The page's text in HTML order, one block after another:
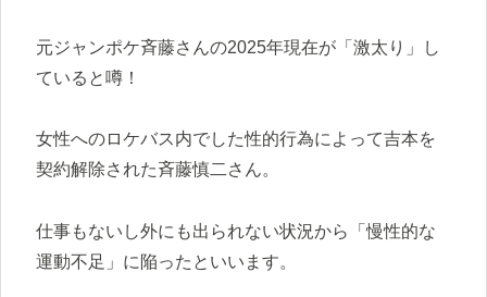
元ジャンポケ斉藤さんの2025年現在が「激太り」し
ていると噂！
女性へのロケバス内でした性的行為によって吉本を
契約解除された斉藤慎二さん。
仕事もないし外にも出られない状況から「慢性的な
運動不足」に陥ったといいます。